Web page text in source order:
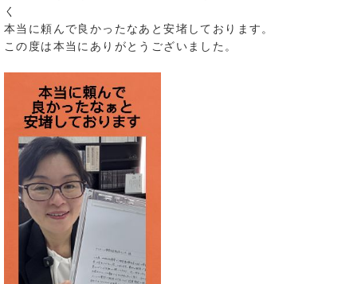
く
本当に頼んで良かったなあと安堵しております。
この度は本当にありがとうございました。